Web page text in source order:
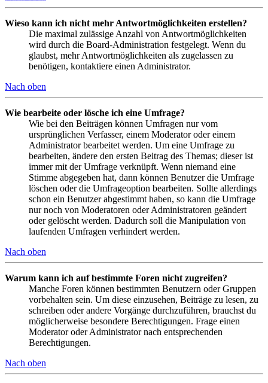
Wieso kann ich nicht mehr Antwortmöglichkeiten erstellen?
Die maximal zulässige Anzahl von Antwortmöglichkeiten
wird durch die Board-Administration festgelegt. Wenn du
glaubst, mehr Antwortmöglichkeiten als zugelassen zu
benötigen, kontaktiere einen Administrator.
Nach oben
Wie bearbeite oder lösche ich eine Umfrage?
Wie bei den Beiträgen können Umfragen nur vom
ursprünglichen Verfasser, einem Moderator oder einem
Administrator bearbeitet werden. Um eine Umfrage zu
bearbeiten, ändere den ersten Beitrag des Themas; dieser ist
immer mit der Umfrage verknüpft. Wenn niemand eine
Stimme abgegeben hat, dann können Benutzer die Umfrage
löschen oder die Umfrageoption bearbeiten. Sollte allerdings
schon ein Benutzer abgestimmt haben, so kann die Umfrage
nur noch von Moderatoren oder Administratoren geändert
oder gelöscht werden. Dadurch soll die Manipulation von
laufenden Umfragen verhindert werden.
Nach oben
Warum kann ich auf bestimmte Foren nicht zugreifen?
Manche Foren können bestimmten Benutzern oder Gruppen
vorbehalten sein. Um diese einzusehen, Beiträge zu lesen, zu
schreiben oder andere Vorgänge durchzuführen, brauchst du
möglicherweise besondere Berechtigungen. Frage einen
Moderator oder Administrator nach entsprechenden
Berechtigungen.
Nach oben